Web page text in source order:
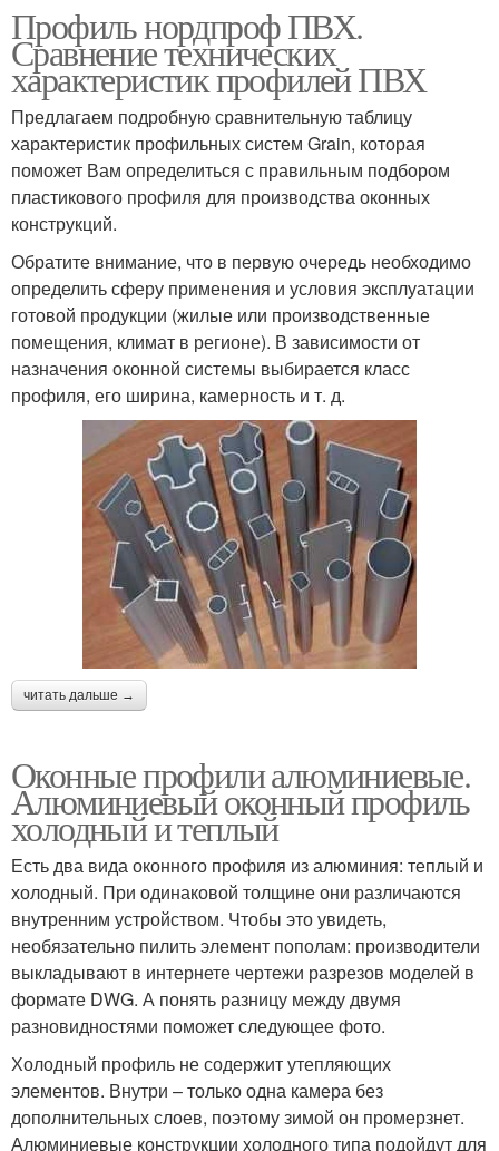
Профиль нордпроф ПВХ.
Сравнение технических
характеристик профилей ПВХ
Предлагаем подробную сравнительную таблицу
характеристик профильных систем Grain, которая
поможет Вам определиться с правильным подбором
пластикового профиля для производства оконных
конструкций.
Обратите внимание, что в первую очередь необходимо
определить сферу применения и условия эксплуатации
готовой продукции (жилые или производственные
помещения, климат в регионе). В зависимости от
назначения оконной системы выбирается класс
профиля, его ширина, камерность и т. д.
читать дальше →
Оконные профили алюминиевые.
Алюминиевый оконный профиль
холодный и теплый
Есть два вида оконного профиля из алюминия: теплый и
холодный. При одинаковой толщине они различаются
внутренним устройством. Чтобы это увидеть,
необязательно пилить элемент пополам: производители
выкладывают в интернете чертежи разрезов моделей в
формате DWG. А понять разницу между двумя
разновидностями поможет следующее фото.
Холодный профиль не содержит утепляющих
элементов. Внутри – только одна камера без
дополнительных слоев, поэтому зимой он промерзнет.
Алюминиевые конструкции холодного типа подойдут для